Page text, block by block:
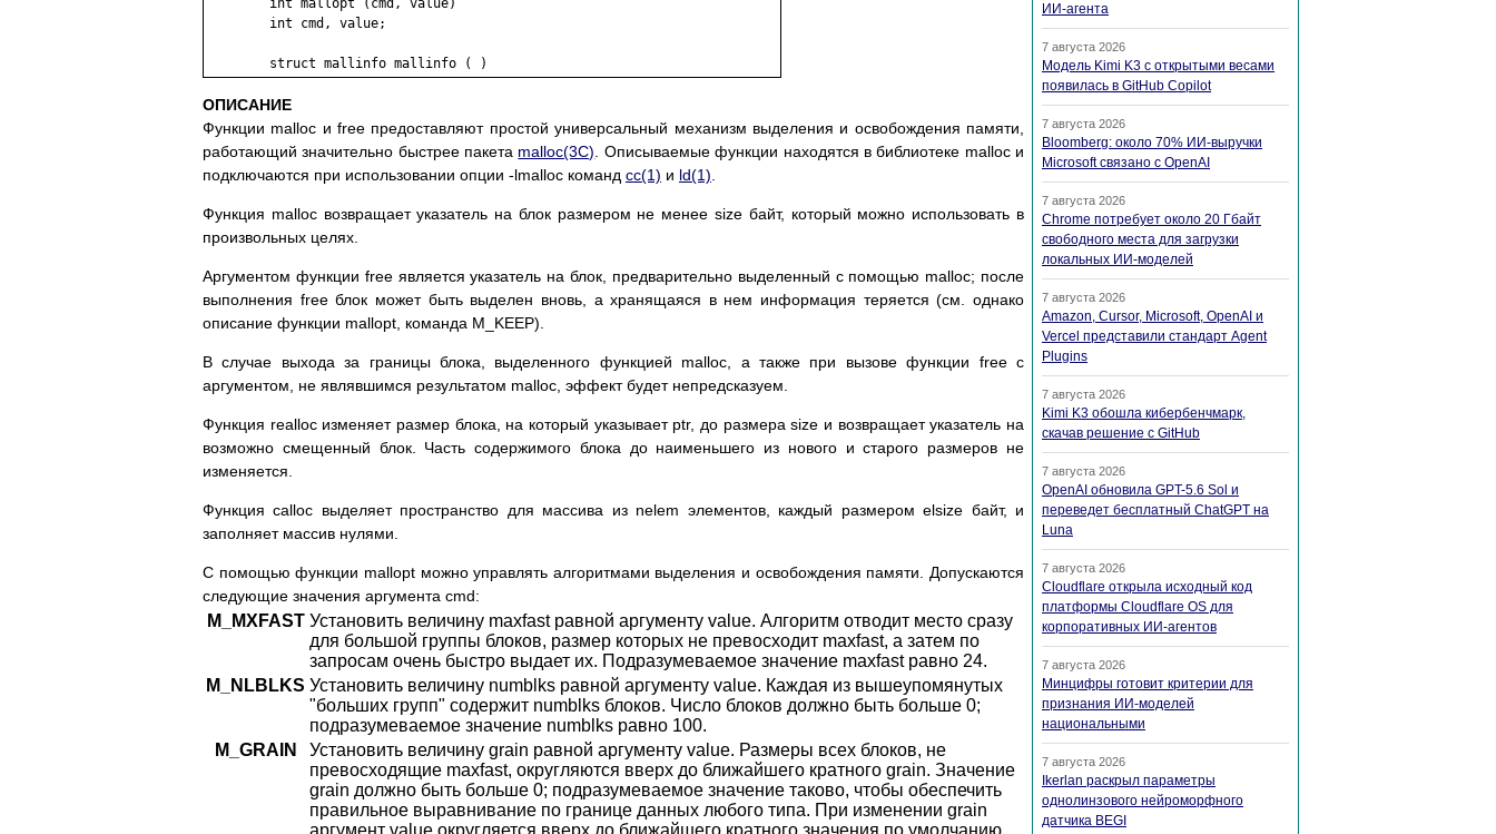
ОПИСАНИЕ
Функции malloc и free предоставляют простой универсальный механизм выделения и освобождения памяти,
работающий значительно быстрее пакета malloc(3C) . Описываемые функции находятся в библиотеке malloc и
подключаются при использовании опции -lmalloc команд cc(1) и ld(1)
Функция malloc возвращает указатель на блок размером не менее size байт, который можно использовать в
произвольных целях.
Аргументом функции free является указатель на блок, предварительно выделенный с помощью malloc; после
выполнения free блок может быть выделен вновь, а хранящаяся в нем информация теряется (см. однако
описание функции mallopt, команда M_KEEP).
В случае выхода за границы блока, выделенного функцией malloc, а также при вызове функции free с
аргументом, не являвшимся результатом malloc, эффект будет непредсказуем.
Функция realloc изменяет размер блока, на который указывает ptr, до размера size и возвращает указатель на
возможно смещенный блок. Часть содержимого блока до наименьшего из нового и старого размеров не
изменяется.
Функция calloc выделяет пространство для массива из nelem элементов, каждый размером elsize байт, и
заполняет массив нулями.
С помощью функции mallopt можно управлять алгоритмами выделения и освобождения памяти. Допускаются
следующие значения аргумента cmd:
M_MXFAST Установить величину maxfast равной аргументу value. Алгоритм отводит место сразу
для большой группы блоков, размер которых не превосходит maxfast, а затем по
запросам очень быстро выдает их. Подразумеваемое значение maxfast равно 24.
M_NLBLKS Установить величину numblks равной аргументу value. Каждая из вышеупомянутых
"больших групп" содержит numblks блоков. Число блоков должно быть больше 0;
подразумеваемое значение numblks равно 100.
M_GRAIN
Установить величину grain равной аргументу value. Размеры всех блоков, не
превосходящие maxfast, округляются вверх до ближайшего кратного grain. Значение
grain должно быть больше 0; подразумеваемое значение таково, чтобы обеспечить
правильное выравнивание по границе данных любого типа. При изменении grain
аргумент value округляется вверх до ближайшего кратного значения по умолчанию.
ИИ-агента
7 августа 2026
Модель Kimi K3 с открытыми весами
появилась в GitHub Copilot
7 августа 2026
Bloomberg: около 70% ИИ-выручки
Microsoft связано с OpenAI
7 августа 2026
Chrome потребует около 20 Гбайт
свободного места для загрузки
локальных ИИ-моделей
7 августа 2026
Amazon, Cursor, Microsoft, OpenAI и
Vercel представили стандарт Agent
Plugins
7 августа 2026
Kimi K3 обошла кибербенчмарк,
скачав решение с GitHub
7 августа 2026
OpenAI обновила GPT-5.6 Sol и
переведет бесплатный ChatGPT на
Luna
7 августа 2026
Cloudflare открыла исходный код
платформы Cloudflare OS для
корпоративных ИИ-агентов
7 августа 2026
Минцифры готовит критерии для
признания ИИ-моделей
национальными
7 августа 2026
Ikerlan раскрыл параметры
однолинзового нейроморфного
датчика BEGI